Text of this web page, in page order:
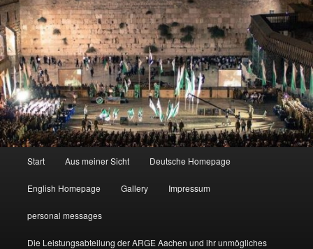
Start Aus meiner Sicht Deutsche Homepage
English Homepage Gallery Impressum
personal messages
Die Leistungsabteilung der ARGE Aachen und ihr unmögliches